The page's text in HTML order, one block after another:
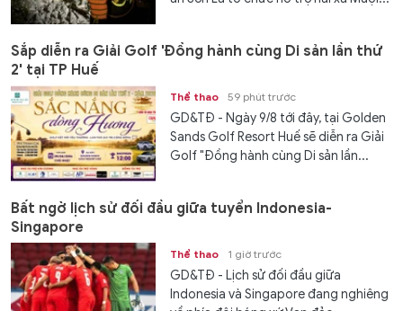
Sắp diễn ra Giải Golf 'Đồng hành cùng Di sản lần thứ
2' tại TP Huế
Thể thao 59 phút trước
GD&TĐ - Ngày 9/8 tới đây, tại Golden
Sands Golf Resort Huế sẽ diễn ra Giải
Golf "Đồng hành cùng Di sản lần...
Bất ngờ lịch sử đối đầu giữa tuyển Indonesia-
Singapore
Thể thao 1 giờ trước
GD&TĐ - Lịch sử đối đầu giữa
Indonesia và Singapore đang nghiêng